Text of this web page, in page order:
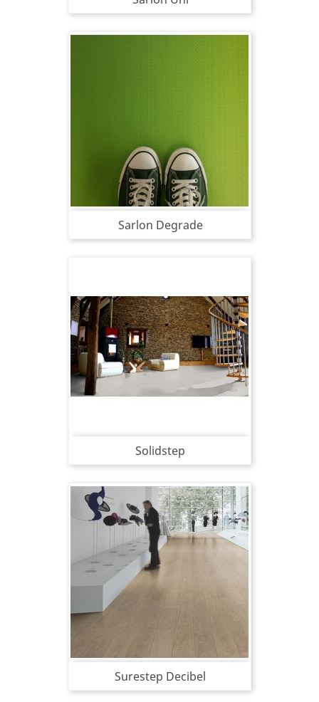
Sarlon Degrade
Solidstep
Surestep Decibel